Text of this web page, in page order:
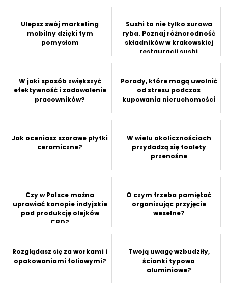
Ulepsz swój marketing
mobilny dzięki tym
pomysłom
Sushi to nie tylko surowa
ryba. Poznaj różnorodność
składników w krakowskiej
restauracji sushi
W jaki sposób zwiększyć
efektywność i zadowolenie
pracowników?
Porady, które mogą uwolnić
od stresu podczas
kupowania nieruchomości
Jak oceniasz szarawe płytki
ceramiczne?
W wielu okolicznościach
przydadzą się toalety
przenośne
Czy w Polsce można
uprawiać konopie indyjskie
pod produkcję olejków
CBD?
O czym trzeba pamiętać
organizując przyjęcie
weselne?
Rozglądasz się za workami i
opakowaniami foliowymi?
Twoją uwagę wzbudziły,
ścianki typowo
aluminiowe?